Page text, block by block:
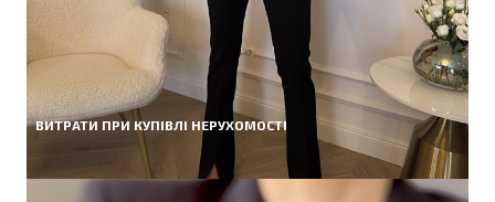
ВИТРАТИ ПРИ КУПІВЛІ НЕРУХОМОСТІ